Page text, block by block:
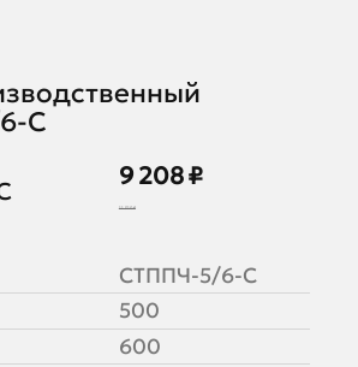
С
9 208 ₽
11 510 ₽
СТППЧ-5/6-С
500
600